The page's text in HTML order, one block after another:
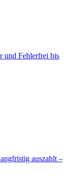
und Fehlerfrei bis
auszahlt –